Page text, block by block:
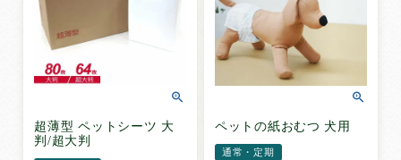
ねこシステムトイレ用シーツ
ペットの紙おむつ
お散歩用エチケットパック
超薄型 ペットシーツ 大
判/超大判
ペットの紙おむつ 犬用
通常・定期